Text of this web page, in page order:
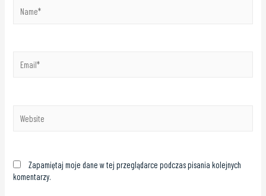
Zapamiętaj moje dane w tej przeglądarce podczas pisania kolejnych
komentarzy.